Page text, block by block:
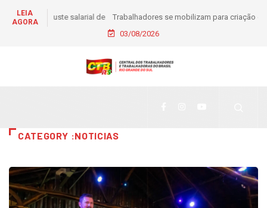
LEIA
AGORA
Trabalhadores se mobilizam para criação de comitê em
apoio à pré-candidatura de Daiana Santos
03/08/2026
CATEGORY :NOTICIAS